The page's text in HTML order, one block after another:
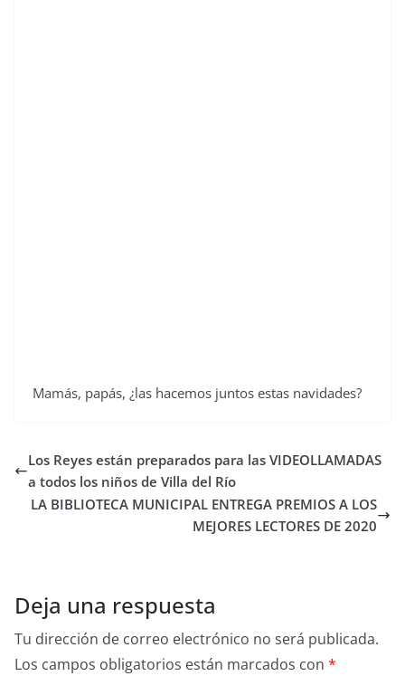
Mamás, papás, ¿las hacemos juntos estas navidades?
Los Reyes están preparados para las VIDEOLLAMADAS
a todos los niños de Villa del Río
LA BIBLIOTECA MUNICIPAL ENTREGA PREMIOS A LOS
MEJORES LECTORES DE 2020
Deja una respuesta
Tu dirección de correo electrónico no será publicada.
Los campos obligatorios están marcados con *